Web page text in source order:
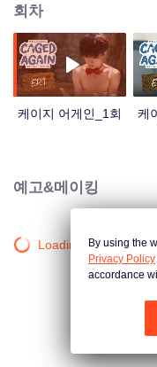
싸울 것인가 아니면 욕망에 삼
회차
케이지 어게인_1회 케
예고&메이킹
Loading…By using the
Privacy Policy
accordance